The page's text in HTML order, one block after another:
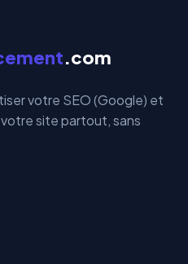
.com
votre SEO (Google) et
site partout, sans